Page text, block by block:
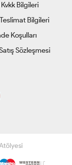
Bilgileri
Bilgileri
Koşulları
Sözleşmesi